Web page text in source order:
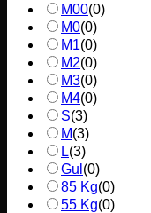
M00(0)
M0(0)
M1(0)
M2(0)
M3(0)
M4(0)
S(3)
M(3)
L(3)
Gul (0)
85 Kg(0)
55 Kg(0)